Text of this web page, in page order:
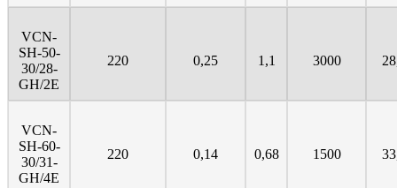
VCN-
SH-50-
30/28-
GH/2E
220 0,25 1,1 3000
VCN-
SH-60-
30/31-
GH/4E
220 0,14 0,68 1500